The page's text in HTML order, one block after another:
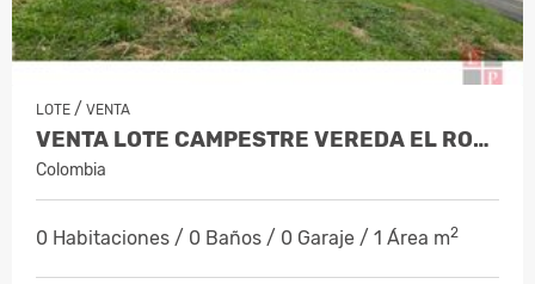
LOTE / VENTA
VENTA LOTE CAMPESTRE VEREDA EL ROSAR…
Colombia
0 Habitaciones / 0 Baños / 0 Garaje / 1 Área m2